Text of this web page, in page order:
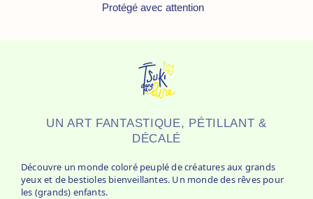
Protégé avec attention
UN ART FANTASTIQUE, PÉTILLANT &
DÉCALÉ
Découvre un monde coloré peuplé de créatures aux grands
yeux et de bestioles bienveillantes. Un monde des rêves pour
les (grands) enfants.